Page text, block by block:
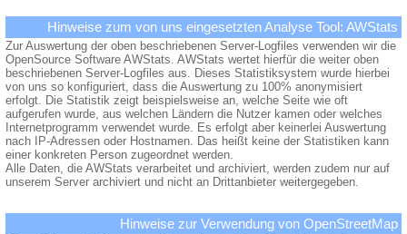
Hinweise zum von uns eingesetzten Analyse Tool: AWStats
Zur Auswertung der oben beschriebenen Server-Logfiles verwenden wir die
OpenSource Software AWStats. AWStats wertet hierfür die weiter oben
beschriebenen Server-Logfiles aus. Dieses Statistiksystem wurde hierbei
von uns so konfiguriert, dass die Auswertung zu 100% anonymisiert
erfolgt. Die Statistik zeigt beispielsweise an, welche Seite wie oft
aufgerufen wurde, aus welchen Ländern die Nutzer kamen oder welches
Internetprogramm verwendet wurde. Es erfolgt aber keinerlei Auswertung
nach IP-Adressen oder Hostnamen. Das heißt keine der Statistiken kann
einer konkreten Person zugeordnet werden.
Alle Daten, die AWStats verarbeitet und archiviert, werden zudem nur auf
unserem Server archiviert und nicht an Drittanbieter weitergegeben.
Hinweise zur Verwendung von OpenStreetMap